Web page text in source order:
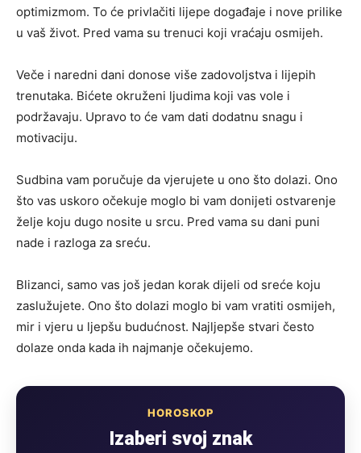
optimizmom. To će privlačiti lijepe događaje i nove prilike
u vaš život. Pred vama su trenuci koji vraćaju osmijeh.
Veče i naredni dani donose više zadovoljstva i lijepih
trenutaka. Bićete okruženi ljudima koji vas vole i
podržavaju. Upravo to će vam dati dodatnu snagu i
motivaciju.
Sudbina vam poručuje da vjerujete u ono što dolazi. Ono
što vas uskoro očekuje moglo bi vam donijeti ostvarenje
želje koju dugo nosite u srcu. Pred vama su dani puni
nade i razloga za sreću.
Blizanci, samo vas još jedan korak dijeli od sreće koju
zaslužujete. Ono što dolazi moglo bi vam vratiti osmijeh,
mir i vjeru u ljepšu budućnost. Najljepše stvari često
dolaze onda kada ih najmanje očekujemo.
HOROSKOP
Izaberi svoj znak